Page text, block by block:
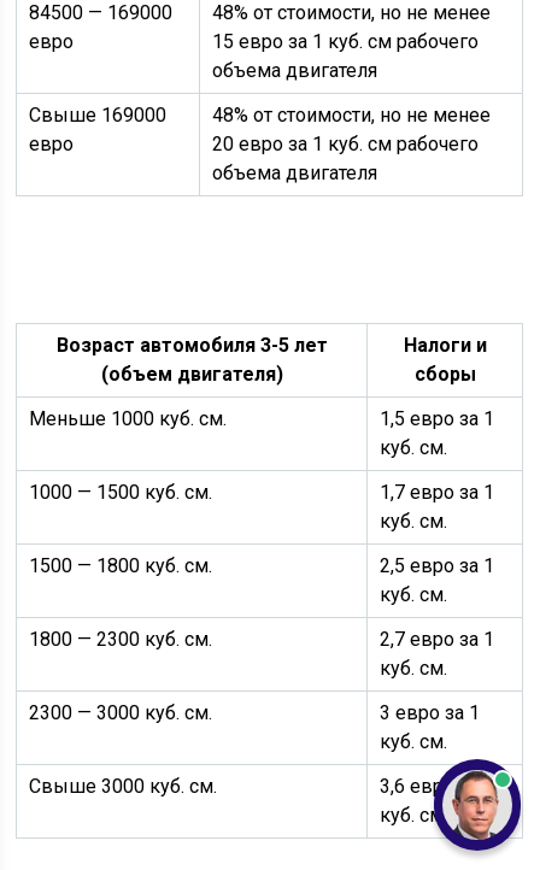
84500 — 169000
евро
48% от стоимости, но не менее
15 евро за 1 куб. см рабочего
объема двигателя
Свыше 169000
евро
48% от стоимости, но не менее
20 евро за 1 куб. см рабочего
объема двигателя
Возраст автомобиля 3-5 лет
(объем двигателя)
Налоги и
сборы
Меньше 1000 куб. см.
1,5 евро за 1
куб. см.
1000 — 1500 куб. см.
1,7 евро за 1
куб. см.
1500 — 1800 куб. см.
2,5 евро за 1
куб. см.
1800 — 2300 куб. см.
2,7 евро за 1
куб. см.
2300 — 3000 куб. см.
3 евро за 1
куб. см.
Свыше 3000 куб. см.
3,6 евро за 1
куб. см.